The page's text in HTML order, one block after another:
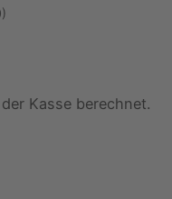
Kasse berechnet.